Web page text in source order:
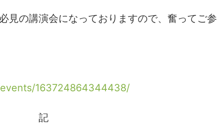
見の講演会になっておりますので、奮ってご参
163724864344438/
記